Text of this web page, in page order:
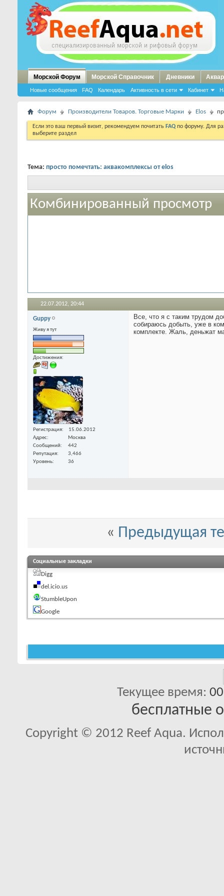
Морской Форум
Новые сообщения FAQ Календарь Активность в сети Кабинет
Морской Справочник Дневники
Форум Производители Товаров. Торговые Марки Elos
Если это ваш первый визит, рекомендуем почитать FAQ по форуму. Для
выберите раздел
Тема: просто помечтать: аквакомплексы от elos
Комбинированный просмотр
22.07.2012, 20:44
Guppy
Живу я тут
Достижения:
Регистрация
15.06.2012
Адрес
Москва
Сообщений
442
Репутация
3,466
Уровень
36
Все, что я с таким трудом
собираюсь добыть, уже в
комплекте. Жаль, деньжат
« Предыдущая
Социальные закладки
Digg
del.icio.us
StumbleUpon
Google
Текущее время:
бесплатные
Copyright © 2012 Reef Aqua.